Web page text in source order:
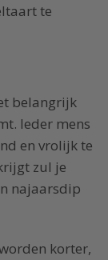
te
belangrijk
Ieder mens
en vrolijk te
zul je
najaarsdip
korter,